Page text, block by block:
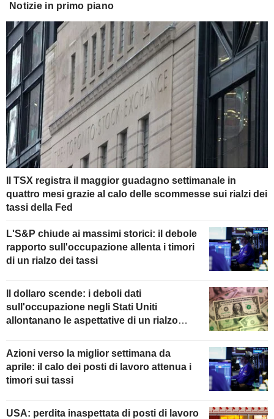
Notizie in primo piano
Il TSX registra il maggior guadagno settimanale in
quattro mesi grazie al calo delle scommesse sui rialzi dei
tassi della Fed
L'S&P chiude ai massimi storici: il debole
rapporto sull'occupazione allenta i timori
di un rialzo dei tassi
Il dollaro scende: i deboli dati
sull'occupazione negli Stati Uniti
allontanano le aspettative di un rialzo
Azioni verso la miglior settimana da
aprile: il calo dei posti di lavoro attenua i
timori sui tassi
USA: perdita inaspettata di posti di lavoro